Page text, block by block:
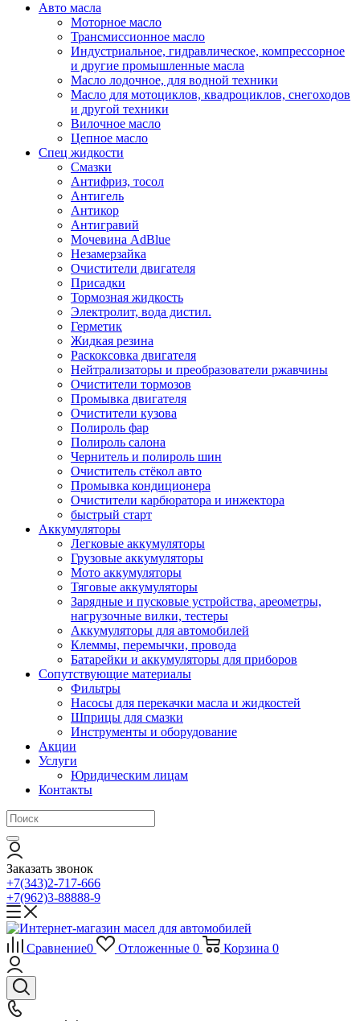
Авто масла
Моторное масло
Трансмиссионное масло
Индустриальное, гидравлическое, компрессорное
и другие промышленные масла
Масло лодочное, для водной техники
Масло для мотоциклов, квадроциклов, снегоходов
и другой техники
Вилочное масло
Цепное масло
Спец жидкости
Смазки
Антифриз, тосол
Антигель
Антикор
Антигравий
Мочевина AdBlue
Незамерзайка
Очистители двигателя
Присадки
Тормозная жидкость
Электролит, вода дистил.
Герметик
Жидкая резина
Раскоксовка двигателя
Нейтрализаторы и преобразователи ржавчины
Очистители тормозов
Промывка двигателя
Очистители кузова
Полироль фар
Полироль салона
Чернитель и полироль шин
Очиститель стёкол авто
Промывка кондиционера
Очистители карбюратора и инжектора
быстрый старт
Аккумуляторы
Легковые аккумуляторы
Грузовые аккумуляторы
Мото аккумуляторы
Тяговые аккумуляторы
Зарядные и пусковые устройства, ареометры,
нагрузочные вилки, тестеры
Аккумуляторы для автомобилей
Клеммы, перемычки, провода
Батарейки и аккумуляторы для приборов
Сопутствующие материалы
Фильтры
Насосы для перекачки масла и жидкостей
Шприцы для смазки
Инструменты и оборудование
Акции
Услуги
Юридическим лицам
Контакты
Заказать звонок
+7(343)2-717-666
+7(962)3-88888-9
Сравнение0 Отложенные 0 Корзина 0